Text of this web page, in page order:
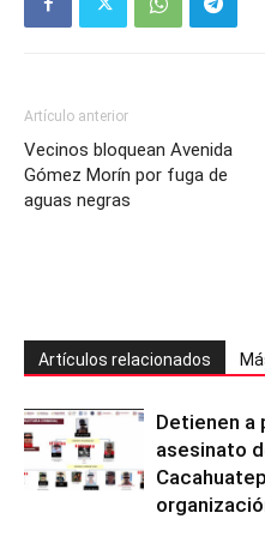
Artículo anterior
Vecinos bloquean Avenida
Gómez Morín por fuga de
aguas negras
Artículos relacionados
Detienen a
asesinato